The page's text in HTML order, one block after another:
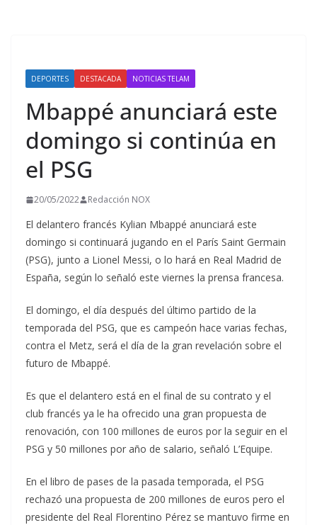
DEPORTES DESTACADA NOTICIAS TELAM
Mbappé anunciará este
domingo si continúa en
el PSG
20/05/2022 Redacción NOX
El delantero francés Kylian Mbappé anunciará este
domingo si continuará jugando en el París Saint Germain
(PSG), junto a Lionel Messi, o lo hará en Real Madrid de
España, según lo señaló este viernes la prensa francesa.
El domingo, el día después del último partido de la
temporada del PSG, que es campeón hace varias fechas,
contra el Metz, será el día de la gran revelación sobre el
futuro de Mbappé.
Es que el delantero está en el final de su contrato y el
club francés ya le ha ofrecido una gran propuesta de
renovación, con 100 millones de euros por la seguir en el
PSG y 50 millones por año de salario, señaló L’Equipe.
En el libro de pases de la pasada temporada, el PSG
rechazó una propuesta de 200 millones de euros pero el
presidente del Real Florentino Pérez se mantuvo firme en